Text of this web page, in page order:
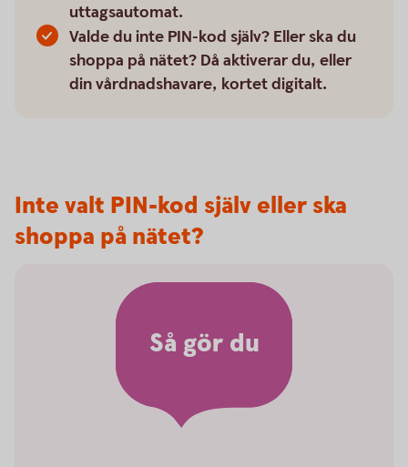
uttagsautomat.
Valde du inte PIN-kod själv? Eller ska du
shoppa på nätet? Då aktiverar du, eller
din vårdnadshavare, kortet digitalt.
Inte valt PIN-kod själv eller ska
shoppa på nätet?
Så gör du